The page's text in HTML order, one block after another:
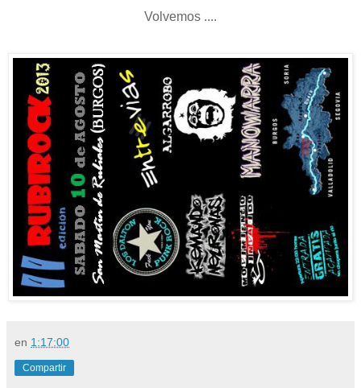
Volvemos ....
en 1:17:00
Compartir